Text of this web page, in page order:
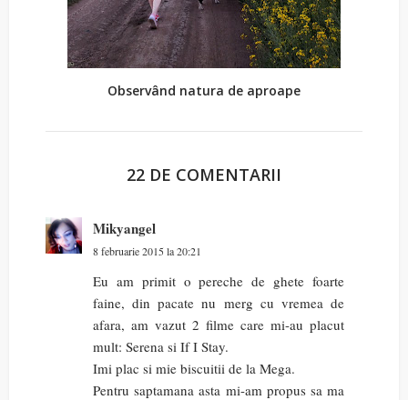
Observând natura de aproape
22 DE COMENTARII
Mikyangel
8 februarie 2015 la 20:21
Eu am primit o pereche de ghete foarte
faine, din pacate nu merg cu vremea de
afara, am vazut 2 filme care mi-au placut
mult: Serena si If I Stay.
Imi plac si mie biscuitii de la Mega.
Pentru saptamana asta mi-am propus sa ma